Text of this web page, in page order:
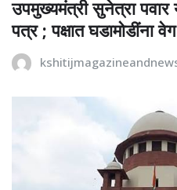
उपमुख्यमंत्री सुनेत्रा
पत्र ; पक्षात घडामोडींना वेग